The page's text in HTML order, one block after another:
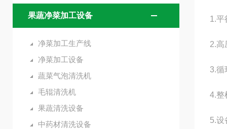
果蔬净菜加工设备
净菜加工生产线
净菜加工设备
蔬菜气泡清洗机
毛辊清洗机
果蔬清洗设备
中药材清洗设备
1.平
2.高
3.循
4.整
5.设